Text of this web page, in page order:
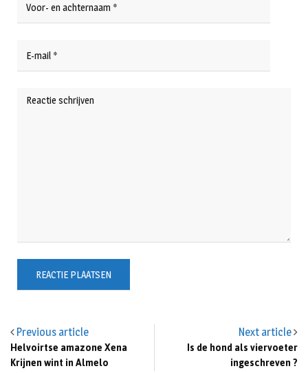
Previous article
Helvoirtse amazone Xena
Krijnen wint in Almelo
Next article
Is de hond als viervoeter
ingeschreven ?